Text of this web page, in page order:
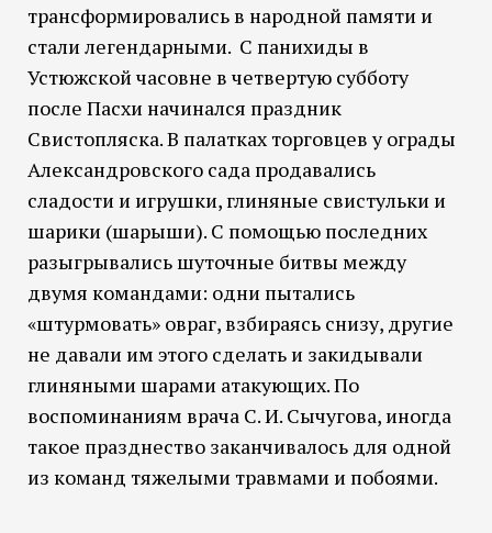
трансформировались в народной памяти и
стали легендарными. С панихиды в
Устюжской часовне в четвертую субботу
после Пасхи начинался праздник
Свистопляска. В палатках торговцев у ограды
Александровского сада продавались
сладости и игрушки, глиняные свистульки и
шарики (шарыши). С помощью последних
разыгрывались шуточные битвы между
двумя командами: одни пытались
«штурмовать» овраг, взбираясь снизу, другие
не давали им этого сделать и закидывали
глиняными шарами атакующих. По
воспоминаниям врача С. И. Сычугова, иногда
такое празднество заканчивалось для одной
из команд тяжелыми травмами и побоями.